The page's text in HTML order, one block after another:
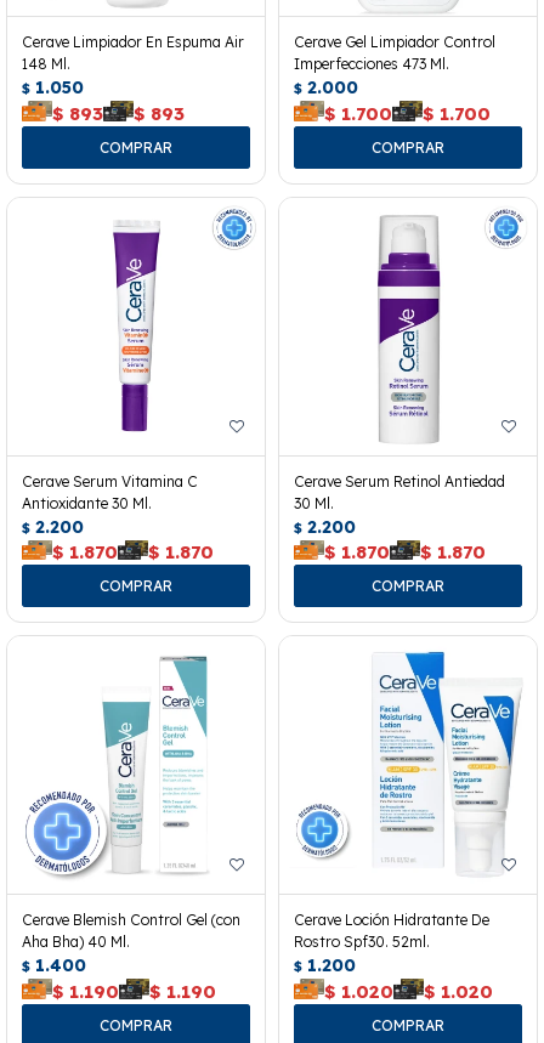
Cerave Limpiador En Espuma Air
148 Ml.
$ 1.050
$ 893 $ 893
Cerave Gel Limpiador Control
Imperfecciones 473 Ml.
$ 2.000
$ 1.700 $ 1.700
Cerave Serum Vitamina C
Antioxidante 30 Ml.
$ 2.200
$ 1.870 $ 1.870
Cerave Serum Retinol Antiedad
30 Ml.
$ 2.200
$ 1.870 $ 1.870
Cerave Blemish Control Gel (con
Aha Bha) 40 Ml.
$ 1.400
$ 1.190 $ 1.190
Cerave Loción Hidratante De
Rostro Spf30. 52ml.
$ 1.200
$ 1.020 $ 1.020